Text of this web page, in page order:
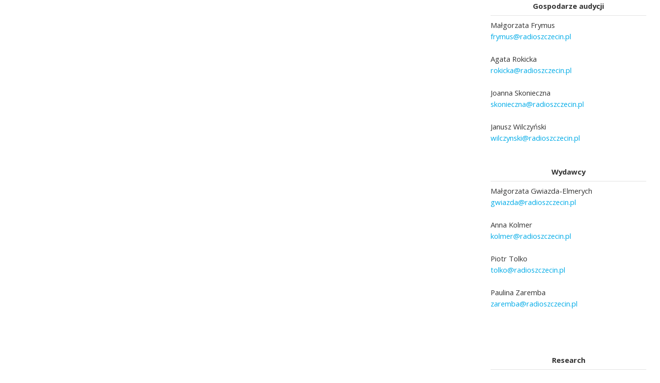
Gospodarze audycji
Małgorzata Frymus
frymus@radioszczecin.pl
Agata Rokicka
rokicka@radioszczecin.pl
Joanna Skonieczna
skonieczna@radioszczecin.pl
Janusz Wilczyński
wilczynski@radioszczecin.pl
Wydawcy
Małgorzata Gwiazda-Elmerych
gwiazda@radioszczecin.pl
Anna Kolmer
kolmer@radioszczecin.pl
Piotr Tolko
tolko@radioszczecin.pl
Paulina Zaremba
zaremba@radioszczecin.pl
Research